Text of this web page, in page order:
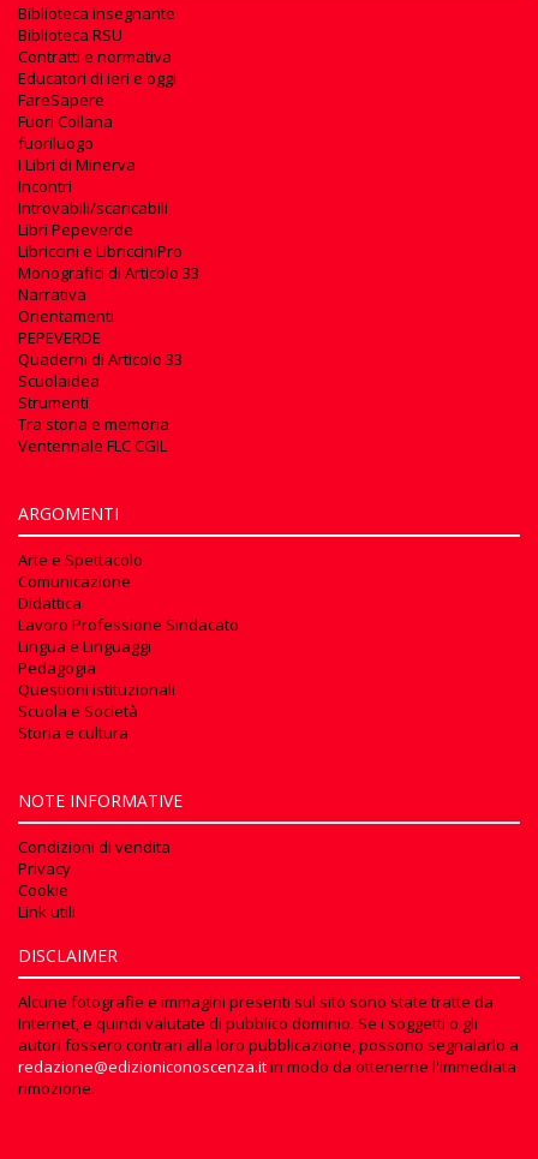
Biblioteca insegnante
Biblioteca RSU
Contratti e normativa
Educatori di ieri e oggi
FareSapere
Fuori Collana
fuoriluogo
I Libri di Minerva
Incontri
Introvabili/scaricabili
Libri Pepeverde
Libriccini e LibricciniPro
Monografici di Articolo 33
Narrativa
Orientamenti
PEPEVERDE
Quaderni di Articolo 33
Scuolaidea
Strumenti
Tra storia e memoria
Ventennale FLC CGIL
ARGOMENTI
Arte e Spettacolo
Comunicazione
Didattica
Lavoro Professione Sindacato
Lingua e Linguaggi
Pedagogia
Questioni istituzionali
Scuola e Società
Storia e cultura
NOTE INFORMATIVE
Condizioni di vendita
Privacy
Cookie
Link utili
DISCLAIMER
Alcune fotografie e immagini presenti sul sito sono state tratte da
Internet, e quindi valutate di pubblico dominio. Se i soggetti o gli
autori fossero contrari alla loro pubblicazione, possono segnalarlo a
redazione@edizioniconoscenza.itin modo da ottenerne l'immediata
rimozione.